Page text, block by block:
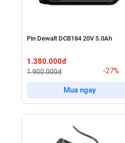
Pin Dewalt DCB184 20V 5.0Ah
1.380.000đ
1.900.000đ -27%
Mua ngay